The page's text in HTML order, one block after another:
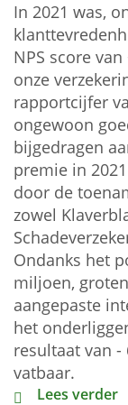
In 2021 was,
NPS score
onze
rapportcijfer
ongewoon
bijgedragen
premie in
door de
zowel
Ondanks het
miljoen,
aangepaste
het
resultaat van
vatbaar.
Jaarcijfers
Lees verder